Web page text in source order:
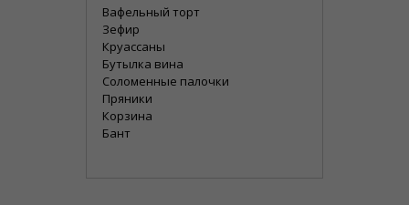
Вафельный торт
Зефир
Круассаны
Бутылка вина
Соломенные палочки
Пряники
Корзина
Бант